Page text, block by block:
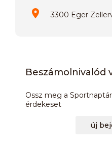
3300 Eger
Beszámolnivalód
Ossz meg a
érdekeset
új